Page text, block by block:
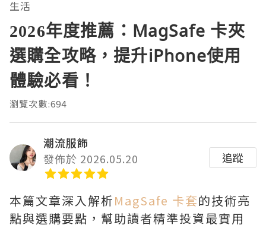
生活
2026年度推薦：MagSafe 卡夾
選購全攻略，提升iPhone使用
體驗必看！
瀏覽次數:694
潮流服飾
發佈於 2026.05.20
追蹤
本篇文章深入解析MagSafe 卡套的技術亮
點與選購要點，幫助讀者精準投資最實用